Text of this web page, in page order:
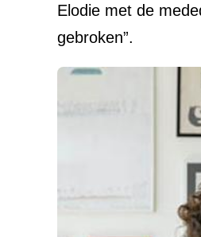
Elodie met de
gebroken”.